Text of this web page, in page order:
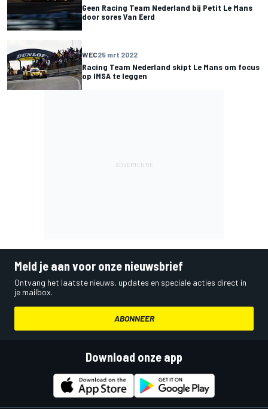
Geen Racing Team Nederland bij Petit Le Mans
door sores Van Eerd
WEC25 mrt 2022
Racing Team Nederland skipt Le Mans om focus
op IMSA te leggen
Meld je aan voor onze nieuwsbrief
Ontvang het laatste nieuws, updates en speciale acties direct in
je mailbox.
ABONNEER
Download onze app